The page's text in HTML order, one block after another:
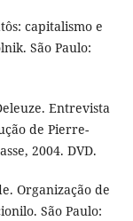
capitalismo e
São Paulo:
Entrevista
de Pierre-
2004. DVD.
Organização de
São Paulo: